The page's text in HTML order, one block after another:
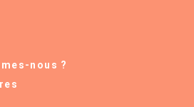
nous ?